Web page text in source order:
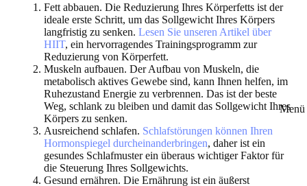
Menü
Fett abbauen. Die Reduzierung Ihres Körperfetts ist der
ideale erste Schritt, um das Sollgewicht Ihres Körpers
langfristig zu senken. Lesen Sie unseren Artikel über
HIIT, ein hervorragendes Trainingsprogramm zur
Reduzierung von Körperfett.
Muskeln aufbauen. Der Aufbau von Muskeln, die
metabolisch aktives Gewebe sind, kann Ihnen helfen, im
Ruhezustand Energie zu verbrennen. Das ist der beste
Weg, schlank zu bleiben und damit das Sollgewicht Ihres
Körpers zu senken.
Ausreichend schlafen. Schlafstörungen können Ihren
Hormonspiegel durcheinanderbringen, daher ist ein
gesundes Schlafmuster ein überaus wichtiger Faktor für
die Steuerung Ihres Sollgewichts.
Gesund ernähren. Die Ernährung ist ein äußerst